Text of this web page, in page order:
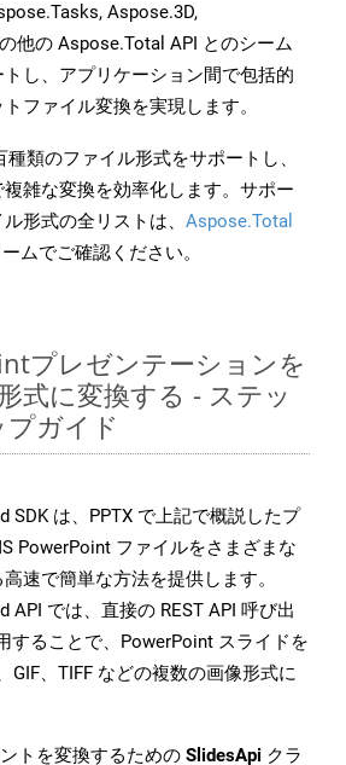
Aspose.3D,
他の Aspose.Total API とのシーム
し、アプリケーション間で包括的
ファイル変換を実現します。
類のファイル形式をサポートし、
雑な変換を効率化します。サポー
形式の全リストは、 Aspose.Total
ムでご確認ください。
プレゼンテーションを
式に変換する - ステッ
ガイド
SDK は、PPTX で上記で概説したプ
PowerPoint ファイルをさまざまな
速で簡単な方法を提供します。
API では、直接の REST API 呼び出
することで、PowerPoint スライドを
GIF、TIFF などの複数の画像形式に
トを変換するための SlidesApi クラ